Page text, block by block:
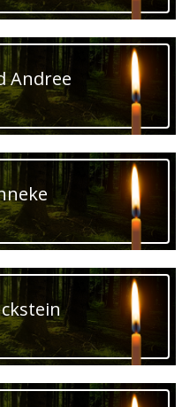
Andree